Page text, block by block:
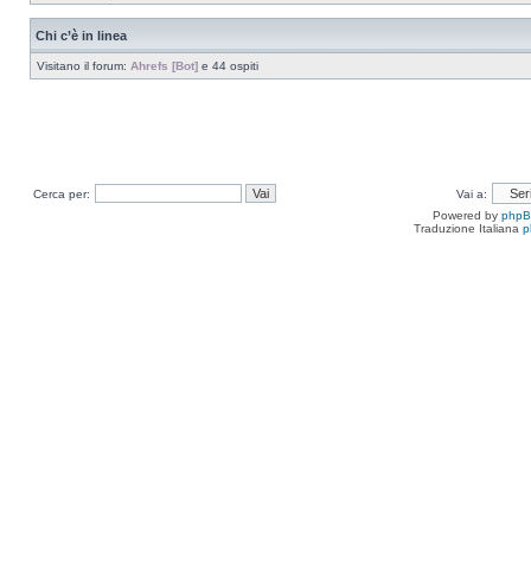
Chi c’è in linea
Visitano il forum: Ahrefs [Bot] e 44 ospiti
Cerca per:
Vai a:
Powered by
Traduzione Italiana